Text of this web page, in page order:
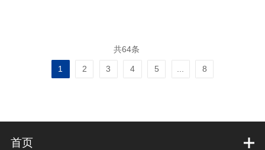
共64条
1 2 3 4 5 8
首页